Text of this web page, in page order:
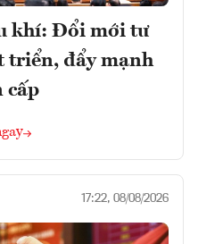
khí: Đổi mới tư
triển, đẩy mạnh
cấp
17:22, 08/08/2026